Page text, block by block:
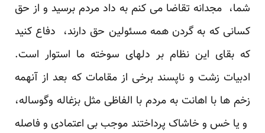
شما، مجدانه تقاضا می کنم به داد مردم برسید و از حق
کسانی که به گردن همه مسئولین حق دارند، دفاع کنید
که بقای این نظام بر دلهای سوخته ما استوار است.
ادبیات زشت و ناپسند برخی از مقامات که بعد از آنهمه
زخم ها با اهانت به مردم با الفاظی مثل بزغاله وگوساله،
و یا خس و خاشاک پرداختند موجب بی اعتمادی و فاصله